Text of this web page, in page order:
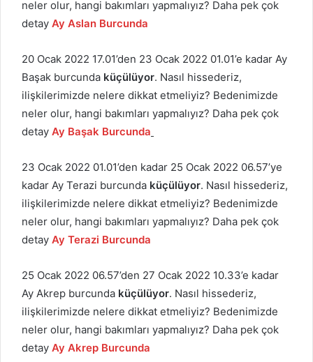
neler olur, hangi bakımları yapmalıyız? Daha pek çok
detay Ay Aslan Burcunda
20 Ocak 2022 17.01’den 23 Ocak 2022 01.01’e kadar Ay
Başak burcunda küçülüyor. Nasıl hissederiz,
ilişkilerimizde nelere dikkat etmeliyiz? Bedenimizde
neler olur, hangi bakımları yapmalıyız? Daha pek çok
detay Ay Başak Burcunda
23 Ocak 2022 01.01’den kadar 25 Ocak 2022 06.57’ye
kadar Ay Terazi burcunda küçülüyor. Nasıl hissederiz,
ilişkilerimizde nelere dikkat etmeliyiz? Bedenimizde
neler olur, hangi bakımları yapmalıyız? Daha pek çok
detay Ay Terazi Burcunda
25 Ocak 2022 06.57’den 27 Ocak 2022 10.33’e kadar
Ay Akrep burcunda küçülüyor. Nasıl hissederiz,
ilişkilerimizde nelere dikkat etmeliyiz? Bedenimizde
neler olur, hangi bakımları yapmalıyız? Daha pek çok
detay Ay Akrep Burcunda